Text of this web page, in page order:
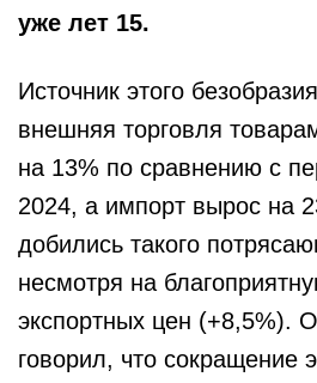
уже лет 15.
Источник этого
внешняя торговля
на 13% по сравнению с
2024, а импорт вырос на
добились такого
несмотря на
экспортных цен (+8,5%).
говорил, что сокращение